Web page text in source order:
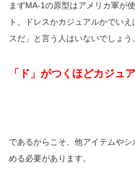
まずMA-1の原型はアメリカ軍が
ト。ドレスかカジュアルかでい
スだ」と言う人はいないでしょう。
「ド」がつくほどカジュ
であるからこそ、他アイテムや
める必要があります。